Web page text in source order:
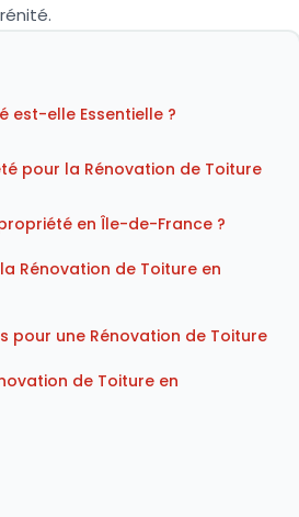
est-elle Essentielle ?
pour la Rénovation de Toiture
en Île-de-France ?
Rénovation de Toiture en
pour une Rénovation de Toiture
de Toiture en